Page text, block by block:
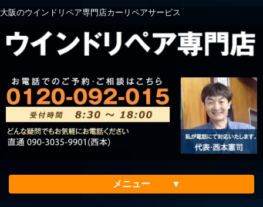
大阪のウインドリペア専門店カーリペアサービス
メニュー